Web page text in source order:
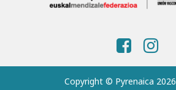
Copyright © Pyrenaica 2026